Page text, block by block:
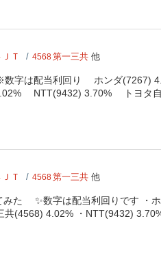
ＪＴ 4568第一三共 他
※数字は配当利回り ホンダ
NTT(9432) 3.70% トヨタ
ＪＴ 4568第一三共 他
た ✨数字は配当利回りです ・
(4568) 4.02% ・NTT(9432)